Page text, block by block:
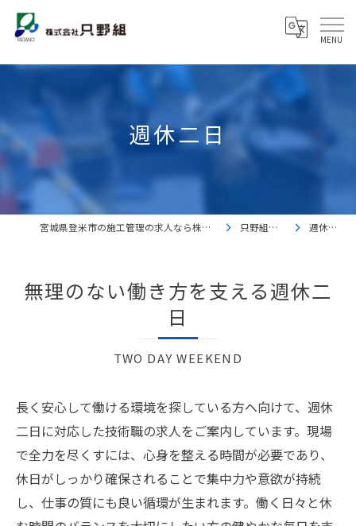
週休二日
宮城県登米市の施工管理の求人なら株式会社只野組 只野組を知る 週休二日
無理のない働き方を支える週休二
日
TWO DAY WEEKEND
長く安心して働ける環境を探している方へ向けて、週休
二日に対応した技術職の求人をご案内しています。現場
で全力を尽くすには、心身を整える時間が必要であり、
休日がしっかり確保されることで集中力や意欲が持続
し、仕事の質にも良い循環が生まれます。働く日々と休